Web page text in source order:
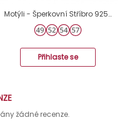
Motýli - Šperkovní Stříbro 925 Prsteny Bez Kamenů A4S48324
Přihlaste se
žádné recenze.